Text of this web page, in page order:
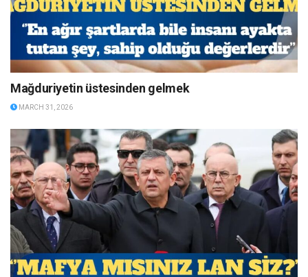
Mağduriyetin üstesinden gelmek
MARCH 31, 2026